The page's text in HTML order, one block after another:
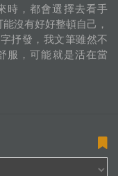
時，都會選擇去看手
沒有好好整頓自己，
抒發，我文筆雖然不
服，可能就是活在當